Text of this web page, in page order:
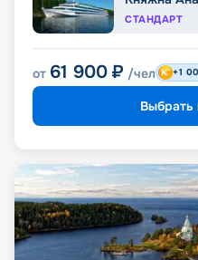
СТАНДАРТ
от 61 900 ₽ /чел +1
Выбрать